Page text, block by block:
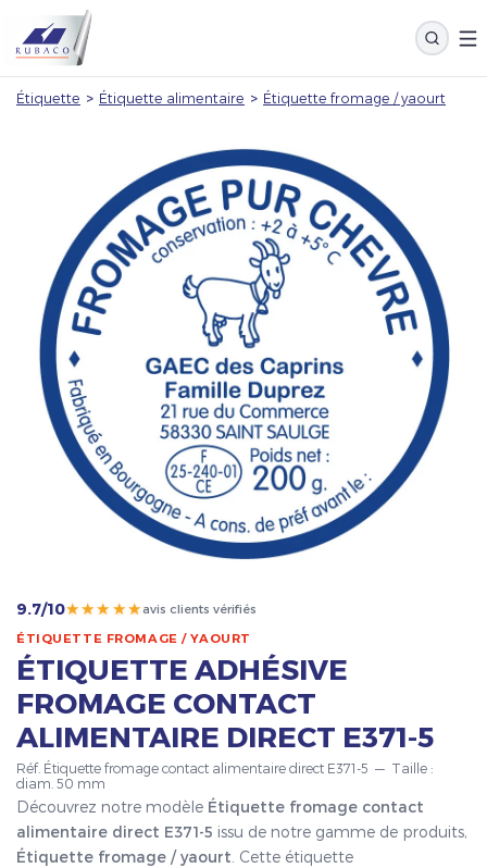
Étiquette > Étiquette alimentaire > Étiquette fromage / yaourt
9.7/10★★★★★avis clients vérifiés
ÉTIQUETTE FROMAGE / YAOURT
ÉTIQUETTE ADHÉSIVE
FROMAGE CONTACT
ALIMENTAIRE DIRECT E371-5
Réf. Étiquette fromage contact alimentaire direct E371-5 — Taille :
diam. 50 mm
Découvrez notre modèle Étiquette fromage contact
alimentaire direct E371-5 issu de notre gamme de produits,
Étiquette fromage / yaourt . Cette étiquette